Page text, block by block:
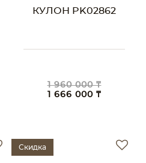
КУЛОН PK02862
1 960 000 ₸
1 666 000 ₸
Скидка